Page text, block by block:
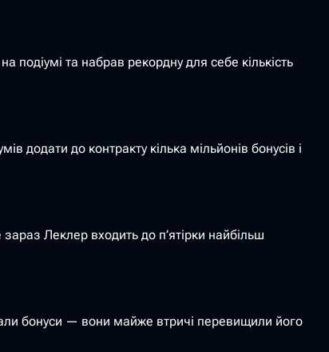
подіумі та набрав рекордну для себе кількість
додати до контракту кілька мільйонів бонусів і
Леклер входить до п’ятірки найбільш
бонуси — вони майже втричі перевищили його